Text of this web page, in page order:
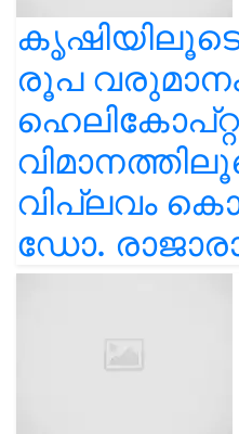
കൃഷിയിലൂടെ
രൂപ
വിപ്ലവം
ഡോ.